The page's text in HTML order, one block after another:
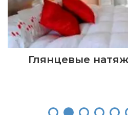
Глянцевые